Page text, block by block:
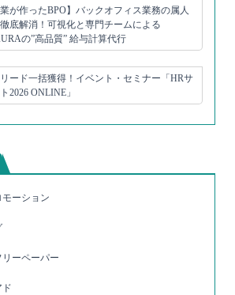
業が作ったBPO】バックオフィス業務の属人
底解消！可視化と専門チームによる
の”高品質” 給与計算代行
ード一括獲得！イベント・セミナー「HRサ
2026 ONLINE」
ーション
ーペーパー
ド